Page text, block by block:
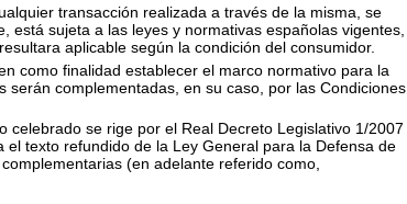
transacción realizada a través de la misma, se
está sujeta a las leyes y normativas españolas vigentes,
aplicable según la condición del consumidor.
como finalidad establecer el marco normativo para la
serán complementadas, en su caso, por las Condiciones
celebrado se rige por el Real Decreto Legislativo 1/2007
texto refundido de la Ley General para la Defensa de
(en adelante referido como,